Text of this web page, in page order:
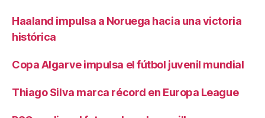
Haaland impulsa a Noruega hacia una victoria
histórica
Copa Algarve impulsa el fútbol juvenil mundial
Thiago Silva marca récord en Europa League